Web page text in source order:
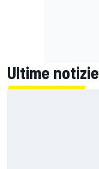
Ultime notizie